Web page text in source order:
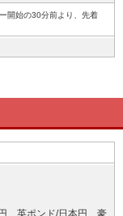
開始の30分前より、先着